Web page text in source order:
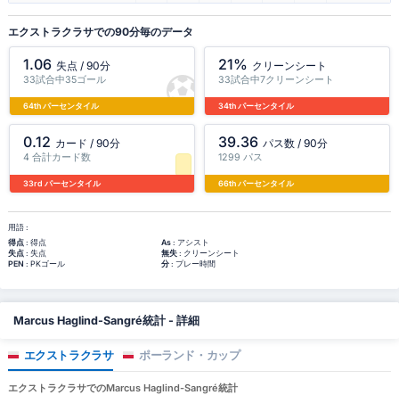
エクストラクラサでの90分毎のデータ
1.06 失点 / 90分
33試合中35ゴール
64th パーセンタイル
21% クリーンシート
33試合中7クリーンシート
34th パーセンタイル
0.12 カード / 90分
4 合計カード数
33rd パーセンタイル
39.36 パス数 / 90分
1299 パス
66th パーセンタイル
用語 :
得点: 得点 As: アシスト
失点: 失点 無失: クリーンシート
PEN : PKゴール 分: プレー時間
Marcus Haglind-Sangré統計 - 詳細
エクストラクラサ ポーランド・カップ
エクストラクラサでのMarcus Haglind-Sangré統計